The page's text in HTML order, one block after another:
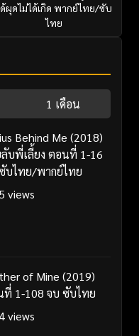
ผุดไม่ได้เกิด พากย์ไทย/ซับ
ไทย
1 เดือน
Behind Me (2018)
บพี่เลี้ยง ตอนที่ 1-16
บไทย/พากย์ไทย
views
of Mine (2019)
1-108 จบ ซับไทย
views